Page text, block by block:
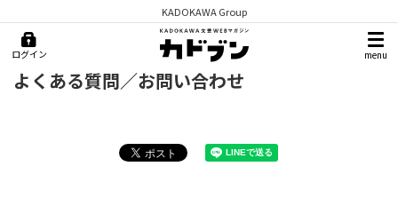
KADOKAWA Group
ログイン menu
よくある質問／お問い合わせ